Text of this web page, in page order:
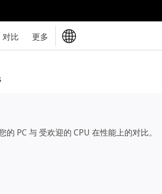
对比 更多
PC 与 受欢迎的 CPU 在性能上的对比。